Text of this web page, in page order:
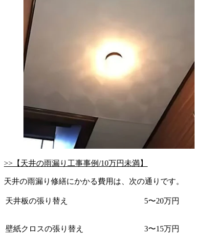
>>【天井の雨漏り工事事例/10万円未満】
天井の雨漏り修繕にかかる費用は、次の通りです。
天井板の張り替え 5〜20万円
壁紙クロスの張り替え 3〜15万円